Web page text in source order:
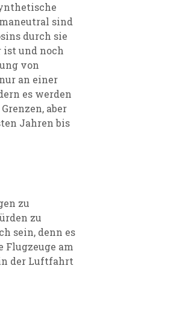
sind
durch sie
ist und noch
von
an einer
es werden
aber
Jahren bis
zu
zu
sein, denn es
am
der Luftfahrt